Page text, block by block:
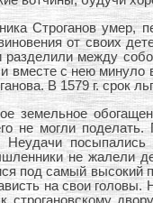
Строганов умер,
от своих
разделили между
вместе с нею минуло
В 1579 г. срок
земельное
не могли
Неудачи
не жалели
под самый высокий
на свои головы.